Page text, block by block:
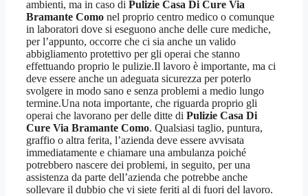
ambienti, ma in caso di Pulizie Casa Di Cure Via
Bramante Como nel proprio centro medico o comunque
in laboratori dove si eseguono anche delle cure mediche,
per l’appunto, occorre che ci sia anche un valido
abbigliamento protettivo per gli operai che stanno
effettuando proprio le pulizie.Il lavoro è importante, ma ci
deve essere anche un adeguata sicurezza per poterlo
svolgere in modo sano e senza problemi a medio lungo
termine.Una nota importante, che riguarda proprio gli
operai che lavorano per delle ditte di Pulizie Casa Di
Cure Via Bramante Como. Qualsiasi taglio, puntura,
graffio o altra ferita, l’azienda deve essere avvisata
immediatamente e chiamare una ambulanza poiché
potrebbero nascere dei problemi, in seguito, per una
assistenza da parte dell’azienda che potrebbe anche
sollevare il dubbio che vi siete feriti al di fuori del lavoro.